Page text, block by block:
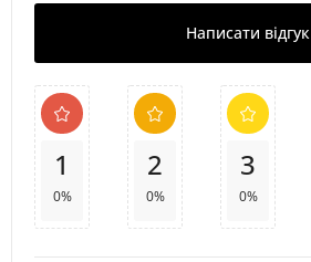
Написати відгук
1
0%
2
0%
3
0%